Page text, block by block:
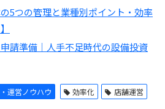
5つの管理と業種別ポイント・効率
請準備｜人手不足時代の設備投資
運営ノウハウ 効率化 店舗運営